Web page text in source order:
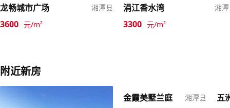
龙畅城市广场 湘潭县
3600 元/m²
涓江香水湾 湘
3300 元/m²
附近新房
金霞美墅兰庭 湘潭县 五